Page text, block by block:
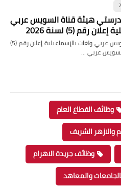
هيئة قناة السويس عربي
رقم (5) لسنة 2026
وظائف خالية بمدرستي هيئة قناة السويس عربي ولغات بالإسماعيلية إعلان رقم (5)
وظائف القطاع العام
والازهر الشريف
وظائف جريدة الاهرام
والمعاهد